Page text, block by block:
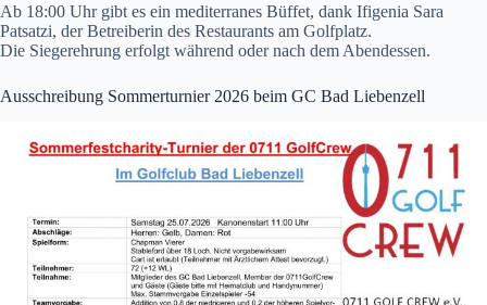
Ab 18:00 Uhr gibt es ein mediterranes Büffet, dank Ifigenia Sara
Patsatzi, der Betreiberin des Restaurants am Golfplatz.
Die Siegerehrung erfolgt während oder nach dem Abendessen.
Ausschreibung Sommerturnier 2026 beim GC Bad Liebenzell